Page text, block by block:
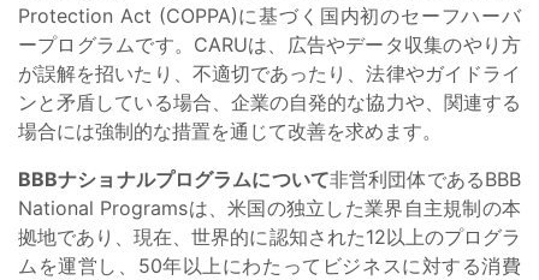
Protection Act (COPPA)に基づく国内初のセーフハーバ
ープログラムです。CARUは、広告やデータ収集のやり方
が誤解を招いたり、不適切であったり、法律やガイドライ
ンと矛盾している場合、企業の自発的な協力や、関連する
場合には強制的な措置を通じて改善を求めます。
BBBナショナルプログラムについて非営利団体であるBBB
National Programsは、米国の独立した業界自主規制の本
拠地であり、現在、世界的に認知された12以上のプログラ
ムを運営し、50年以上にわたってビジネスに対する消費